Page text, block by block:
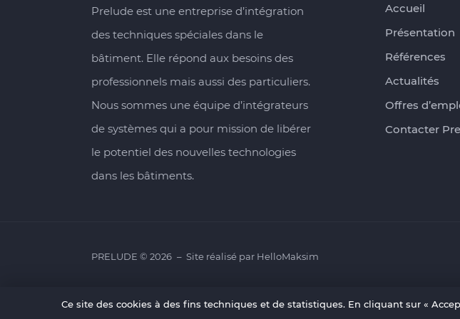
Prelude est une entreprise d’intégration
des techniques spéciales dans le
bâtiment. Elle répond aux besoins des
professionnels mais aussi des particuliers.
Nous sommes une équipe d’intégrateurs
de systèmes qui a pour mission de libérer
le potentiel des nouvelles technologies
dans les bâtiments.
Accueil
Présentation
Références
Actualités
Offres
Contacter
PRELUDE © 2026 Site réalisé par HelloMaksim
Ce site des cookies à des fins techniques et de statistiques. En cliquant sur «